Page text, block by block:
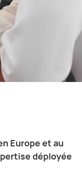
Europe et au
déployée